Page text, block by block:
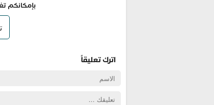
بإمكانكم
اترك تعليقاً